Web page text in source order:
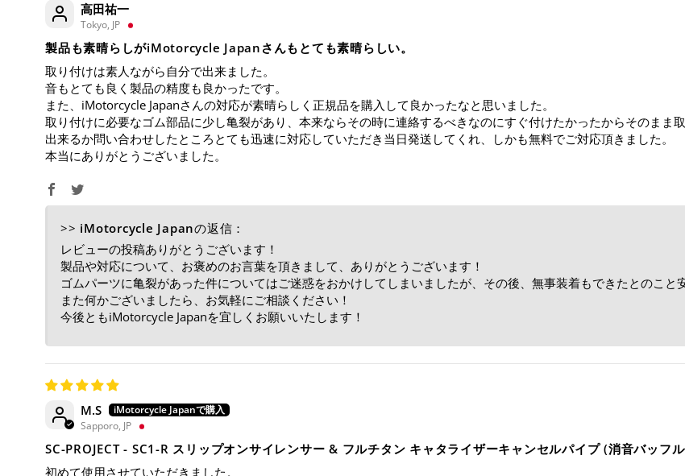
高田祐一
Tokyo, JP
製品も素晴らしがiMotorcycle Japanさんもとても素晴らしい。
取り付けは素人ながら自分で出来ました。
音もとても良く製品の精度も良かったです。
また、iMotorcycle Japanさんの対応が素晴らしく正規品を購入して良かったなと思いました。
取り付けに必要なゴム部品に少し亀裂があり、本来ならその時に連絡するべきなのにすぐ付けたかったからそのまま
出来るか問い合わせしたところとても迅速に対応していただき当日発送してくれ、しかも無料でご対応頂きました。
本当にありがとうございました。
>> iMotorcycle Japanの返信：
レビューの投稿ありがとうございます！
製品や対応について、お褒めのお言葉を頂きまして、ありがとうございます！
ゴムパーツに亀裂があった件についてはご迷惑をおかけしてしまいましたが、その後、無事装着もできたとのこと
また何かございましたら、お気軽にご相談ください！
今後ともiMotorcycle Japanを宜しくお願いいたします！
M.S
Sapporo, JP
SC-PROJECT - SC1-R スリップオンサイレンサー & フルチタン キャタライザーキャンセルパイプ (消音バッフ
初めて使用させていただきました。